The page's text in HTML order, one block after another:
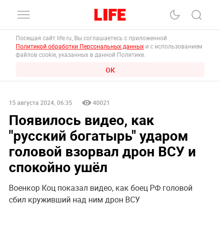
Посещая сайт life.ru, Вы соглашаетесь с приложенной
Политикой обработки Персональных данных и с использованием
файлов cookie, указанных в данной Политике.
ОК
15 августа 2024, 06:35 40021
Появилось видео, как
"русский богатырь" ударом
головой взорвал дрон ВСУ и
спокойно ушёл
Военкор Коц показал видео, как боец РФ головой
сбил круживший над ним дрон ВСУ